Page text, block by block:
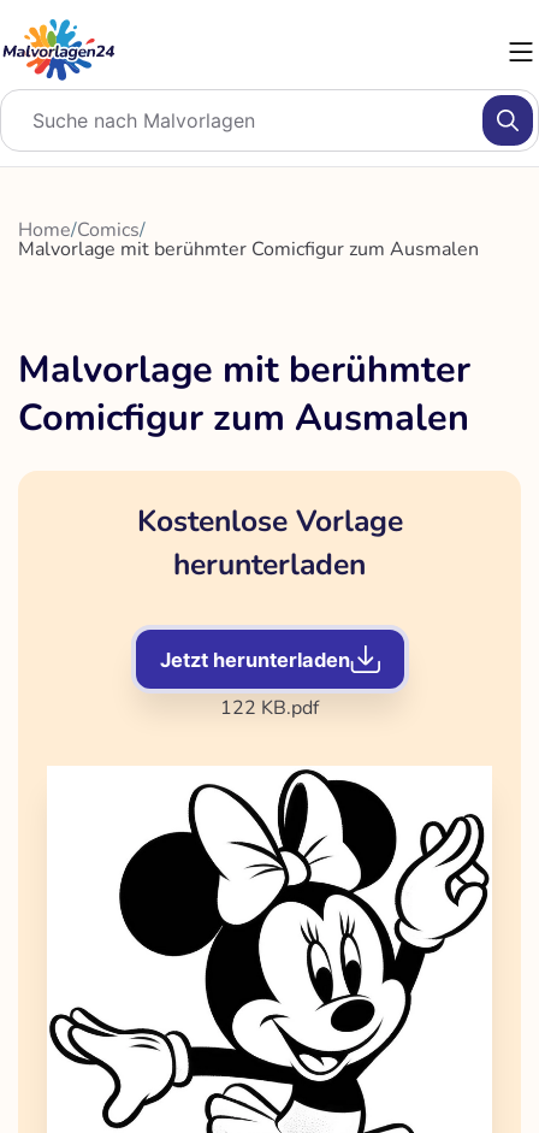
Inhalt
springen
Home/Comics/
Malvorlage mit berühmter Comicfigur zum Ausmalen
Malvorlage mit berühmter
Comicfigur zum Ausmalen
Kostenlose Vorlage
herunterladen
Jetzt herunterladen
122 KB.pdf